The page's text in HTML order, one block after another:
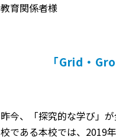
教育関係者様
「Grid・
昨今、「探究的な学び」
校である本校では、2019